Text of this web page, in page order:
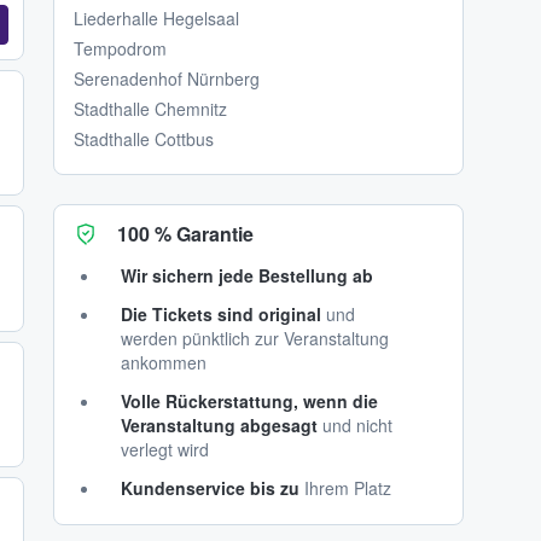
Liederhalle Hegelsaal
Tempodrom
Serenadenhof Nürnberg
Stadthalle Chemnitz
Stadthalle Cottbus
100 % Garantie
Wir sichern jede Bestellung ab
Die Tickets sind original und
werden pünktlich zur Veranstaltung
ankommen
Volle Rückerstattung, wenn die
Veranstaltung abgesagt und nicht
verlegt wird
Kundenservice bis zu Ihrem Platz